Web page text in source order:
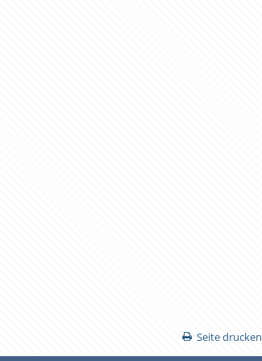
Seite drucken